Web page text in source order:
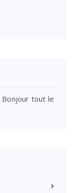
Bonjour tout le